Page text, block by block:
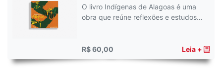
O livro Indígenas de Alagoas é uma
obra que reúne reflexões e estudos…
R$ 60,00 Leia +